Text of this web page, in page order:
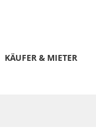
KÄUFER & MIETER